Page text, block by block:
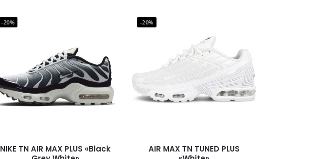
-20%
NIKE TN AIR MAX PLUS «Black
-20%
AIR MAX TN TUNED PLUS